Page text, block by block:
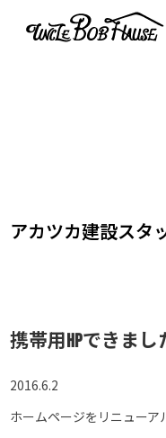
アカツカ建設スタ
携帯用HPできまし
2016.6.2
ホームページをリニューア